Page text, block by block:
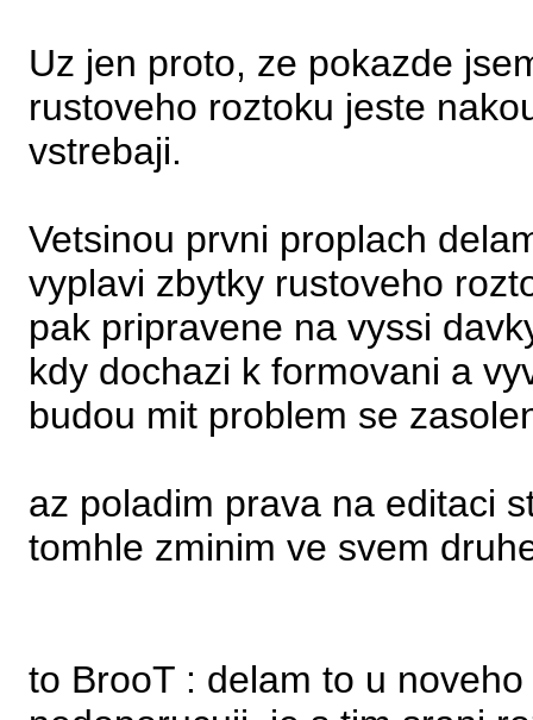
Uz jen proto, ze pokazde
rustoveho roztoku jeste
vstrebaji.
Vetsinou prvni proplach
vyplavi zbytky rustoveho
pak pripravene na vyssi
kdy dochazi k formovani a
budou mit problem se
az poladim prava na editaci
tomhle zminim ve svem
to BrooT : delam to u